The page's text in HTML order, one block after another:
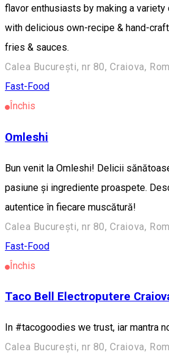
flavor enthusiasts by making a
with delicious own-recipe & hand-
fries & sauces.
Calea București, nr 80, Craiova,
Fast-Food
Închis
Omleshi
Bun venit la Omleshi! Delicii
pasiune și ingrediente proaspete.
autentice în fiecare muscătură!
Calea București, nr 80, Craiova,
Fast-Food
Închis
Taco Bell Electroputere
In #tacogoodies we trust, iar mantra
Calea București, nr 80, Craiova,